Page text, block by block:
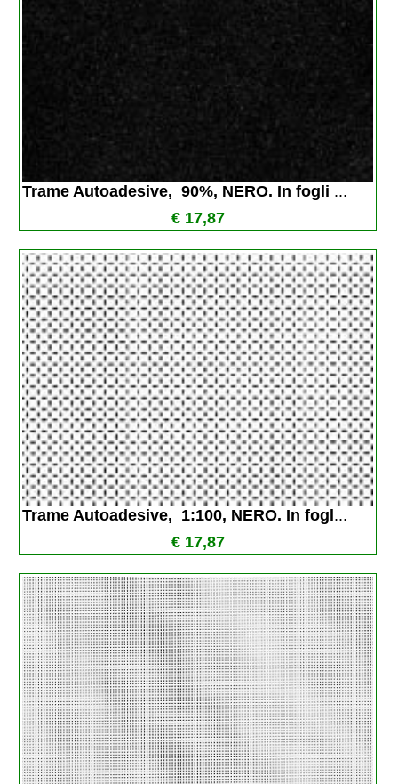
Trame Autoadesive,  90%, NERO. In fogli ...
€ 17,87
Trame Autoadesive,  1:100, NERO. In fogl ...
€ 17,87